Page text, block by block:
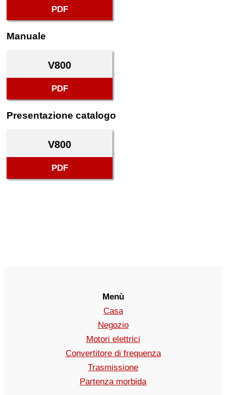
PDF
Manuale
V800
PDF
Presentazione catalogo
V800
PDF
Menù
Casa
Negozio
Motori elettrici
Convertitore di frequenza
Trasmissione
Partenza morbida